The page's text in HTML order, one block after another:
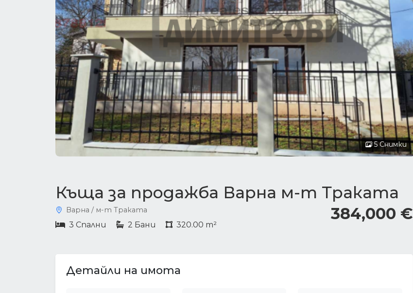
5 Снимки
Къща за продажба Варна м-т Траката
384,000 €
Варна / м-т Траката
3 Спални 2 Бани 320.00 m²
Детайли на имота